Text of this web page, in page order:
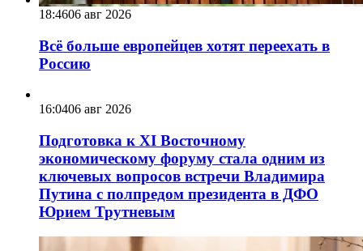
18:4606 авг 2026
Всё больше европейцев хотят переехать в
Россию
16:0406 авг 2026
Подготовка к XI Восточному
экономическому форуму стала одним из
ключевых вопросов встречи Владимира
Путина с полпредом президента в ДФО
Юрием Трутневым